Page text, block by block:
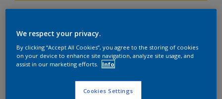
1L
Quantité Calculateur de peinture
Calculer
We respect your privacy.
By clicking “Accept All Cookies”, you agree to the storing of cookies
on your device to enhance site navigation, analyze site usage, and
assist in our marketing efforts.
Info
Cookies Settings